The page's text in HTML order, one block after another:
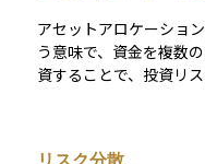
アセットアロケーショ
う意味で、資金を複数
資することで、投資リ